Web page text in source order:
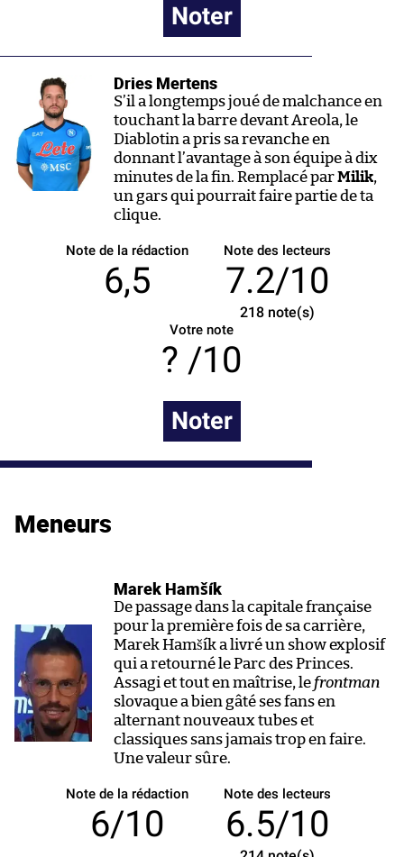
Noter
Dries Mertens
S’il a longtemps joué de malchance en
touchant la barre devant Areola, le
Diablotin a pris sa revanche en
donnant l’avantage à son équipe à dix
minutes de la fin. Remplacé parMilik,
un gars qui pourrait faire partie de ta
clique.
Note de la rédaction
6,5
Note des lecteurs
7.2/10
218note(s)
Votre note
/10
Noter
Meneurs
Marek Hamšík
De passage dans la capitale française
pour la première fois de sa carrière,
Marek Hamšík a livré un show explosif
qui a retourné le Parc des Princes.
Assagi et tout en maîtrise, le frontman
slovaque a bien gâté ses fans en
alternant nouveaux tubes et
classiques sans jamais trop en faire.
Une valeur sûre.
Note de la rédaction
6/10
Note des lecteurs
6.5/10